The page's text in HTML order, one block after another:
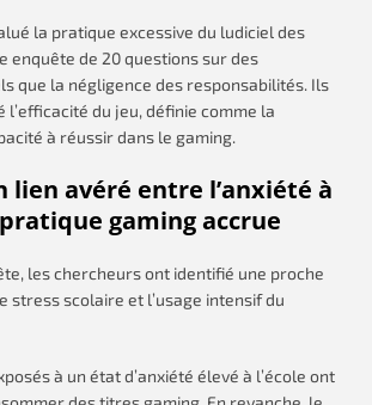
la pratique excessive du ludiciel des
enquête de 20 questions sur des
que la négligence des responsabilités. Ils
l’efficacité du jeu, définie comme la
à réussir dans le gaming.
lien avéré entre l’anxiété à
gaming accrue
les chercheurs ont identifié une proche
stress scolaire et l’usage intensif du
à un état d’anxiété élevé à l’école ont